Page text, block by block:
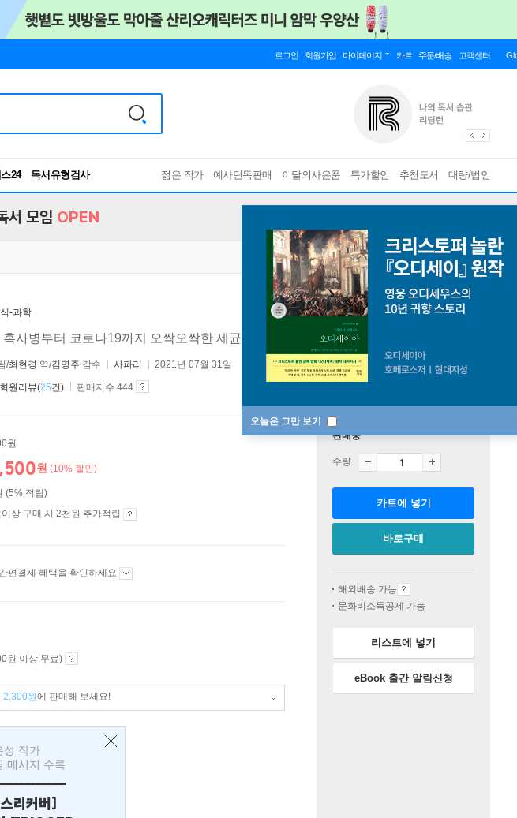
로그인 회원가입 마이페이지 카트 주문/배송 고객센터
24
독서유형검사
RBTI Lab
젊은 작가 예사단독판매 이달의사은품 특가할인 추천도서 대량/법인
오늘은 그만 보기
서 모임 OPEN
-과학
흑사병부터 코로나19까지 오싹오싹한 세균과 바이러스 [ 양장 ]
/최현경 역/김명주 감수 사파리 2021년 07월 31일
회원리뷰(25건) 판매지수 444
원
원 (10% 할인)
(5% 적립)
상 구매 시 2천원 추가적립
편결제 혜택을 확인하세요
원 이상 무료)
2,300원에 판매해 보세요!
성 작가
메시지 수록
리커버]
판매중
수량
카트에 넣기
바로구매
해외배송 가능
문화비소득공제 가능
리스트에 넣기
eBook 출간 알림신청